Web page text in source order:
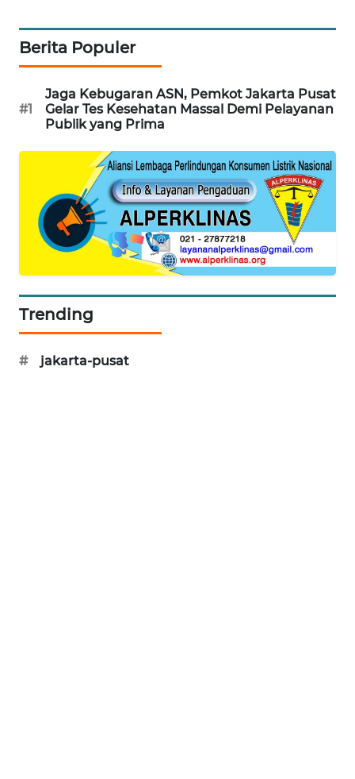
Berita Populer
#1
Jaga Kebugaran ASN, Pemkot Jakarta Pusat
Gelar Tes Kesehatan Massal Demi Pelayanan
Publik yang Prima
Trending
# jakarta-pusat
PADANG
LAWAS
WN
SUMEDANG
WN
WN
KEPULAUAN
SERIBU
TANGERANG
BINJAI